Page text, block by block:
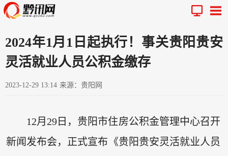
2024年1月1日起执行！事关贵阳贵安
灵活就业人员公积金缴存
2023-12-29 13:14 来源：贵阳网
12月29日，贵阳市住房公积金管理中心召开
新闻发布会，正式宣布《贵阳贵安灵活就业人员